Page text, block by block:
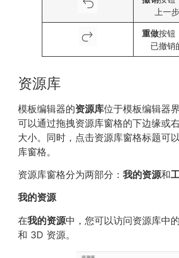
上一
重做按钮
已撤销
资源库
模板编辑器的资源库位于模板编辑器
可以通过拖拽资源库窗格的下边缘或
大小。同时，点击资源库窗格标题可
库窗格。
资源库窗格分为两部分： 我的资源和
我的资源
在我的资源中，您可以访问资源库中
和 3D 资源。